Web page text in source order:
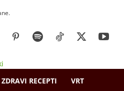
ZDRAVI RECEPTI VRT